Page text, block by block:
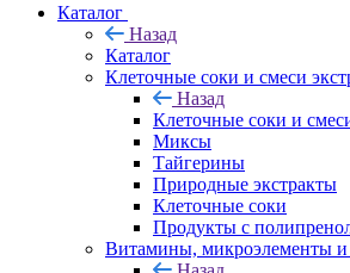
Каталог
Назад
Каталог
Клеточные соки и смеси
Назад
Клеточные соки и
Миксы
Тайгерины
Природные экстракты
Клеточные соки
Продукты с
Витамины, микроэлементы и